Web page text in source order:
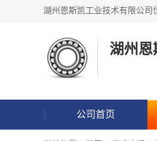
湖州恩
公司首页